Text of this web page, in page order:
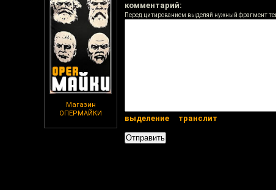
Магазин
ОПЕРМАЙКИ
комментарий:
Перед цитированием выделяй нужный фрагмент
выделение транслит